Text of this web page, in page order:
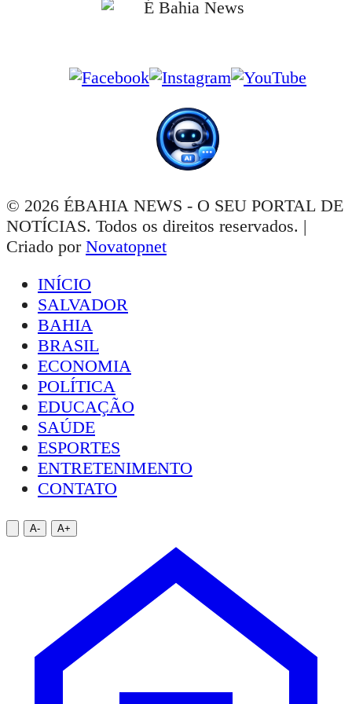
© 2026 ÉBAHIA NEWS - O SEU PORTAL DE
NOTÍCIAS. Todos os direitos reservados. |
Criado por Novatopnet
INÍCIO
SALVADOR
BAHIA
BRASIL
ECONOMIA
POLÍTICA
EDUCAÇÃO
SAÚDE
ESPORTES
ENTRETENIMENTO
CONTATO
A- A+